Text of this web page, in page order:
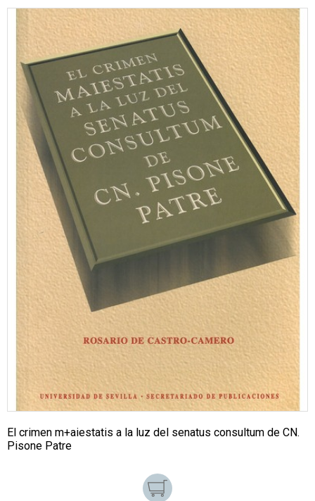
El crimen m+aiestatis a la luz del senatus consultum de CN.
Pisone Patre